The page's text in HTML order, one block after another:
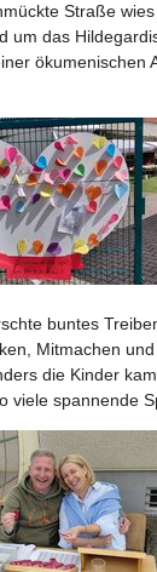
Straße
um das
ökumenischen
buntes
Mitmachen
die Kinder
viele spannende